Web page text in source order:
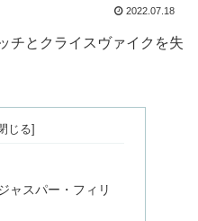
2022.07.18
チとクライスヴァイクを失
ャスパー・フィリ